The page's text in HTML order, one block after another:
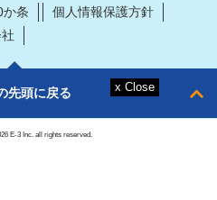
か条
個人情報保護方針
先頭に戻る
E-3 Inc. all rights reserved.